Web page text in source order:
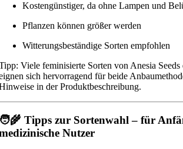
Kostengünstiger, da ohne Lampen und
Pflanzen können größer werden
Witterungsbeständige Sorten empfohlen
Viele feminisierte Sorten von Anesia Seeds
sich hervorragend für beide
in der Produktbeschreibung.
Tipps zur Sortenwahl – für
Nutzer